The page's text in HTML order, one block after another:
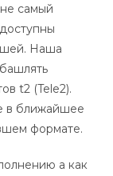
самый
Наша
t2 (Tele2).
в ближайшее
формате.
а как